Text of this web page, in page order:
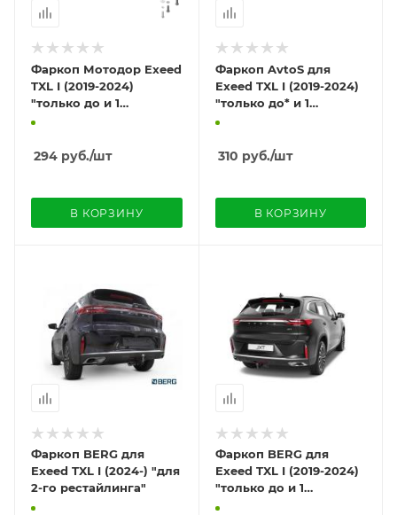
Фаркоп Мотодор Exeed
TXL I (2019-2024)
"только до и 1
рестайлинг"
294 руб./шт
В КОРЗИНУ
Фаркоп AvtoS для
Exeed TXL I (2019-2024)
"только до* и 1
рестайлинг"
310 руб./шт
В КОРЗИНУ
Фаркоп BERG для
Exeed TXL I (2024-) "для
2-го рестайлинга"
Фаркоп BERG для
Exeed TXL I (2019-2024)
"только до и 1
рестайлинг"